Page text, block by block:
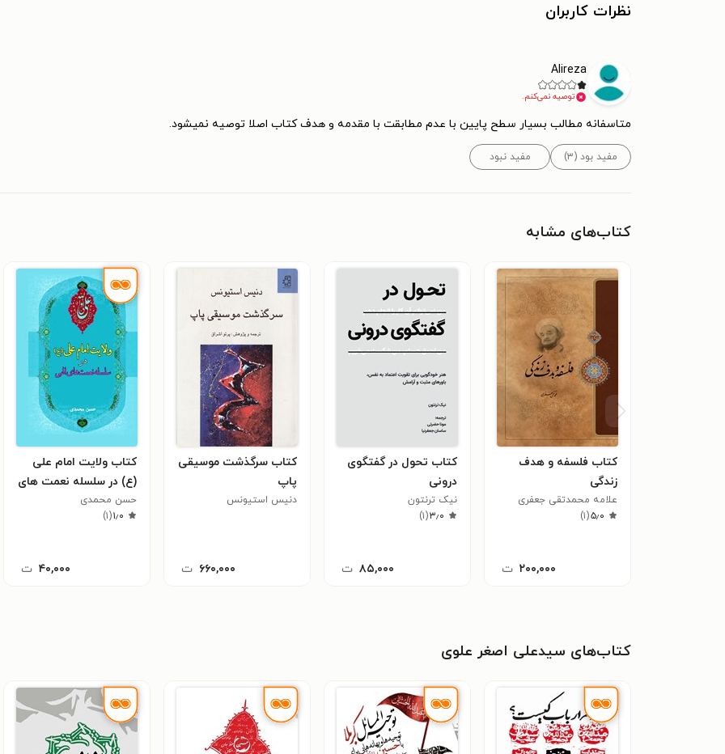
نظرات کاربران
Alireza
توصیه نمی‌کنم.
متاسفانه مطالب بسیار سطح پایین با عدم مطابقت با مقدمه و هدف کتاب اصلا توصیه نمیشود.
مفید بود (۳) مفید نبود
کتاب‌های مشابه
کتاب فلسفه و هدف
زندگی
علامه محمدتقی جعفری
۵٫۰(۱)
۲۰۰,۰۰۰ ت
کتاب تحول در گفتگوی
درونی
نیک ترنتون
۳٫۰(۱)
۸۵,۰۰۰ ت
کتاب سرگذشت موسیقی
پاپ
دنیس استیونس
۶۶۰,۰۰۰ ت
کتاب ولایت امام علی
(ع) در سلسله نعمت های
الهی
حسن محمدی
۱٫۰(۱)
۴۰,۰۰۰ ت
کتاب‌های سیدعلی اصغر علوی